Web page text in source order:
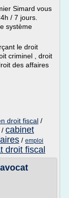
Simard vous
/ 7 jours.
système
le droit
criminel , droit
des affaires
droit fiscal /
/ cabinet
/ emploi
droit fiscal